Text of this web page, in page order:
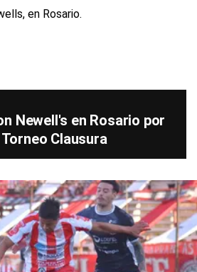
Newell's en Rosario por
Clausura